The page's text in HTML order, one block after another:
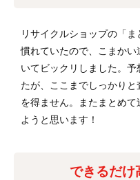
リサイクルショップの「
慣れていたので、こまか
いてビックリしました。
たが、ここまでしっかり
を得ません。またまとめ
ようと思います！
できるだ